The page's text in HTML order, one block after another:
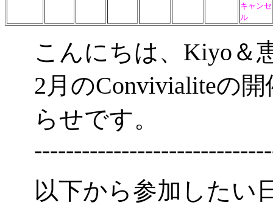
キャンセ
ル
こんにちは、Kiyo＆
2月のConvivialiteの
らせです。
以下から参加したい